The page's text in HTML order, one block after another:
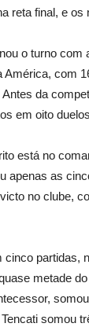
reta final, e os
o turno com
América, com
da
em oito
está no
apenas as
no clube,
cinco partidas,
metade
somou